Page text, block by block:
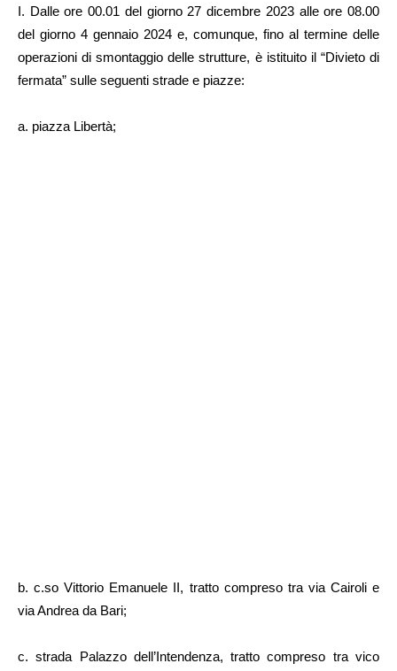
I. Dalle ore 00.01 del giorno 27 dicembre 2023 alle ore 08.00
del giorno 4 gennaio 2024 e, comunque, fino al termine delle
operazioni di smontaggio delle strutture, è istituito il “Divieto di
fermata” sulle seguenti strade e piazze:
a. piazza Libertà;
b. c.so Vittorio Emanuele II, tratto compreso tra via Cairoli e
via Andrea da Bari;
c. strada Palazzo dell’Intendenza, tratto compreso tra vico